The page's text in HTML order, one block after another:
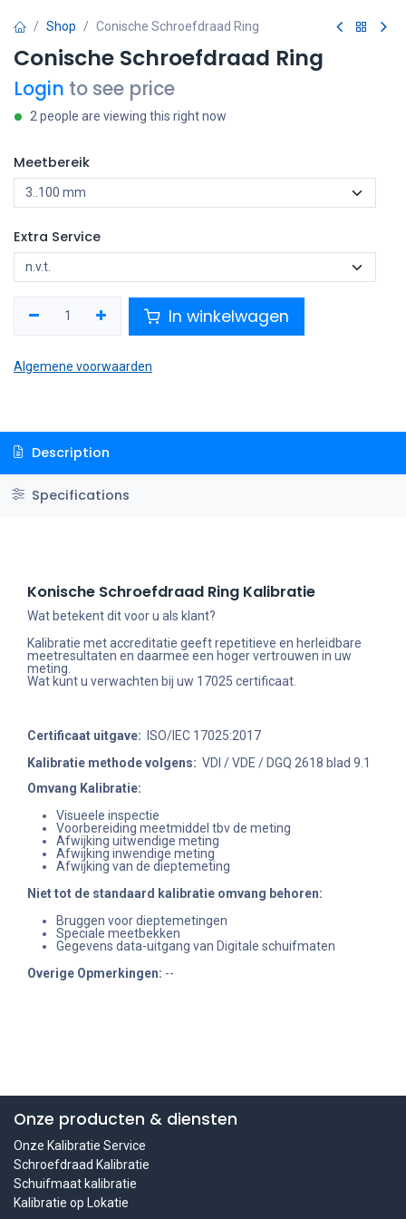
Shop Conische Schroefdraad Ring
Conische Schroefdraad Ring
Login to see price
2 people are viewing this right now
Meetbereik
Extra Service
In winkelwagen
Algemene voorwaarden
Description
Specifications
Konische Schroefdraad Ring Kalibratie
Wat betekent dit voor u als klant?
Kalibratie met accreditatie geeft repetitieve en herleidbare
meetresultaten en daarmee een hoger vertrouwen in uw
meting.
Wat kunt u verwachten bij uw 17025 certificaat.
Certificaat uitgave: ISO/IEC 17025:2017
Kalibratie methode volgens: VDI / VDE / DGQ 2618 blad 9.1
Omvang Kalibratie:
Visueele inspectie
Voorbereiding meetmiddel tbv de meting
Afwijking uitwendige meting
Afwijking inwendige meting
Afwijking van de dieptemeting
Niet tot de standaard kalibratie omvang behoren:
Bruggen voor dieptemetingen
Speciale meetbekken
Gegevens data-uitgang van Digitale schuifmaten
Overige Opmerkingen: --
Onze producten & diensten
Onze Kalibratie Service
Schroefdraad Kalibratie
Schuifmaat kalibratie
Kalibratie op Lokatie